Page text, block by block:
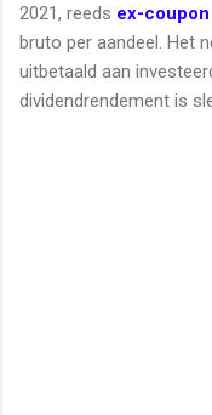
2021, reeds ex-coupon
bruto per aandeel. Het
uitbetaald aan
dividendrendement is